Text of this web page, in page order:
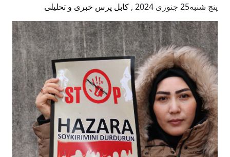
پنج شنبه25 جنوری 2024 , کابل پرس خبری و تحلیلی